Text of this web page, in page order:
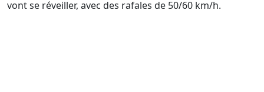
vont se réveiller, avec des rafales de 50/60 km/h.